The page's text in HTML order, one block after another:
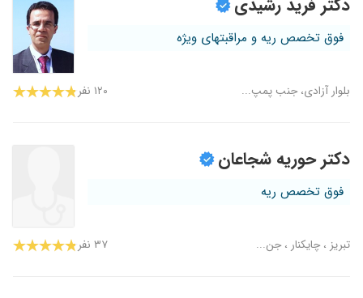
فوق تخصص ریه و مراقبتهای ویژه
بلوار آزادی، جنب پمپ... ۱۲۰ نفر
دکتر حوریه شجاعان
فوق تخصص ریه
تبریز ، چایکنار ، جن... ۳۷ نفر